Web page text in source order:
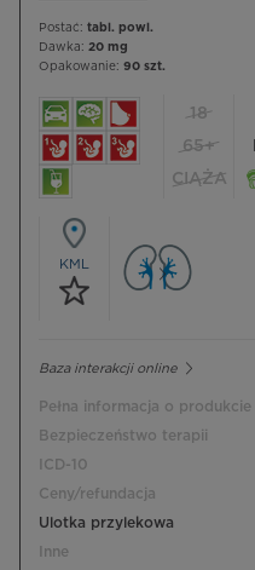
Postać: tabl. powl.
Dawka: 20 mg
Opakowanie: 90 szt.
18
65+
CIĄŻA
KML
Baza interakcji online
Pełna informacja o produkcie
Bezpieczeństwo terapii
ICD-10
Ceny/refundacja
Ulotka przylekowa
Inne